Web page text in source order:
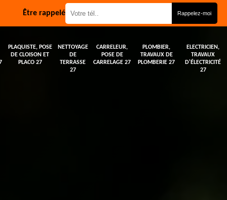
Être rappelé
PLAQUISTE, POSE
DE CLOISON ET
PLACO 27
NETTOYAGE
DE
TERRASSE
27
CARRELEUR,
POSE DE
CARRELAGE 27
PLOMBIER,
TRAVAUX DE
PLOMBERIE 27
ELECTRICIEN,
TRAVAUX
D'ÉLECTRICITÉ
27